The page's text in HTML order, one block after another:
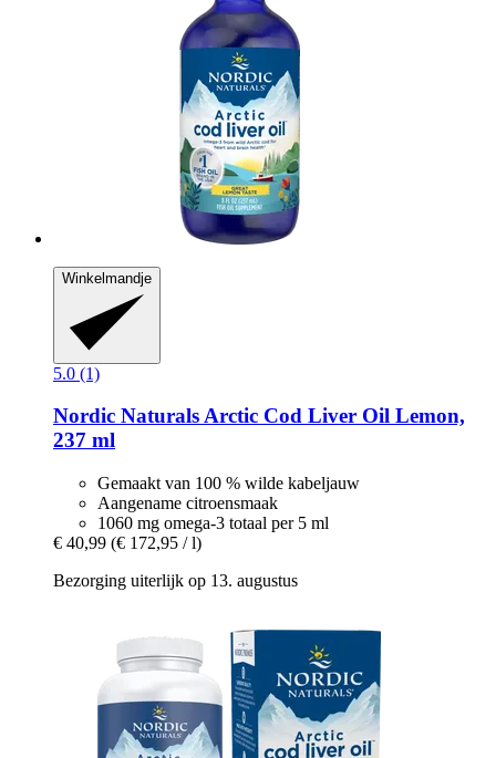
Winkelmandje
5.0 (1)
Nordic NaturalsArctic Cod Liver Oil Lemon,
237 ml
Gemaakt van 100 % wilde kabeljauw
Aangename citroensmaak
1060 mg omega-3 totaal per 5 ml
€ 40,99 (€ 172,95 / l)
Bezorging uiterlijk op 13. augustus